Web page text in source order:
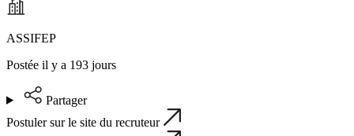
ASSIFEP
Postée il y a 193 jours
Partager
Postuler sur le site du recruteur